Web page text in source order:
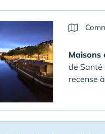
Maisons
de Santé
recense